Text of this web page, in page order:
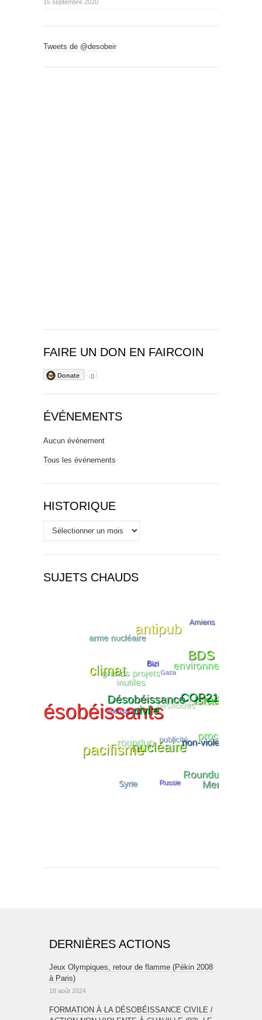
15 septembre 2020
Tweets de @desobeir
FAIRE UN DON EN FAIRCOIN
Donate 0
ÉVÉNEMENTS
Aucun événement
Tous les événements
HISTORIQUE
Historique
SUJETS CHAUDS
DERNIÈRES ACTIONS
Jeux Olympiques, retour de flamme (Pékin 2008
à Paris)
18 août 2024
FORMATION À LA DÉSOBÉISSANCE CIVILE /